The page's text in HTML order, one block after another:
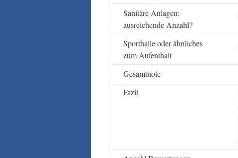
Sanitäre Anlagen:
ausreichende Anzahl?
Sporthalle oder ähnliches
zum Aufenthalt
Gesamtnote
Fazit